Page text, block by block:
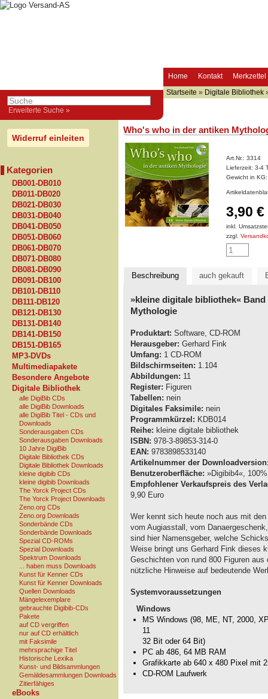
Home Kontakt Merkzettel
Erweiterte Suche »
Startseite » Digitale Bibliothek
Widerruf einleiten
Kategorien
DB001-DB010
DB011-DB020
DB021-DB030
DB031-DB040
DB041-DB050
DB051-DB060
DB061-DB070
DB071-DB080
DB081-DB090
DB091-DB100
DB101-DB110
DB111-DB120
DB121-DB130
DB131-DB140
DB141-DB150
DB151-DB165
MP3-DVDs
Multimediapakete
Besondere Angebote
Digitale Bibliothek
alle DigiBib CDs
alle DigiBib Downloads
alle DigiBib Titel - CDs und
Downloads
Sonderausgaben CDs
Sonderausgaben Downloads
10 Jahre DigiBib
Digitale Bibliothek CDs
Digitale Bibliothek Downloads
kleine digibib CDs
kleine digibib Downloads
The Yorck Project CDs
The Yorck Project Downloads
Zeno.org CDs
Zeno.org Downloads
Sonderbände CDs
Sonderbände Downloads
Spezial CD-ROMs
Spezial Downloads
Spektrum Downloads
... haben muss Downloads
Kunst für Kenner CDs
Kunst für Kenner Downloads
Quellen Downloads
Mängelexemplare
gebrauchte Digibib-CDs
Pakete
auf CD vergriffen
nur auf CD erhältlich
mit Faksimile
mehrsprachige Titel
Historische Lexika
Kunst- und Bildsammlungen
Gemäldesammlungen Downloads
Zitierfähiges
eBooks
Who's who in der antiken
Art.Nr.: 3314
Lieferzeit: 3-4
Gewicht in
3,90 €
inkl.
zzgl.
Beschreibung auch gekauft
»kleine digitale bibliothek«
Mythologie
Produktart: Software, CD-ROM
Herausgeber: Gerhard Fink
Umfang: 1 CD-ROM
Bildschirmseiten: 1.104
Abbildungen: 11
Register: Figuren
Tabellen: nein
Digitales Faksimile: nein
Programmkürzel: KDB014
Reihe: kleine digitale bibliothek
ISBN: 978-3-89853-314-0
EAN: 9783898533140
Artikelnummer der
Benutzeroberfläche: »Digibib4«,
Empfohlener Verkaufspreis des
9,90 Euro
Wer kennt sich heute noch aus mit
vom Augiasstall, vom
sind hier Namensgeber, welche
Weise bringt uns Gerhard Fink dieses
Geschichten von rund 800 Figuren
nützliche Hinweise auf bedeutende
Systemvoraussetzungen
Windows
MS Windows (98, ME, NT, 2000,
11
32 Bit oder 64 Bit)
PC ab 486, 64 MB RAM
Grafikkarte ab 640 x 480 Pixel mit
CD-ROM Laufwerk